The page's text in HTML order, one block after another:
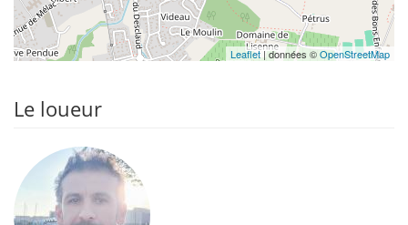
Leaflet| données ©OpenStreetMap
Le loueur